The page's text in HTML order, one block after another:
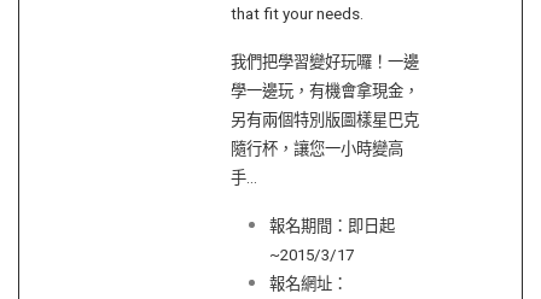
that fit your needs.
我們把學習變好玩囉！一邊
學一邊玩，有機會拿現金，
另有兩個特別版圖樣星巴克
隨行杯，讓您一小時變高
手…
報名期間：即日起
~2015/3/17
報名網址：